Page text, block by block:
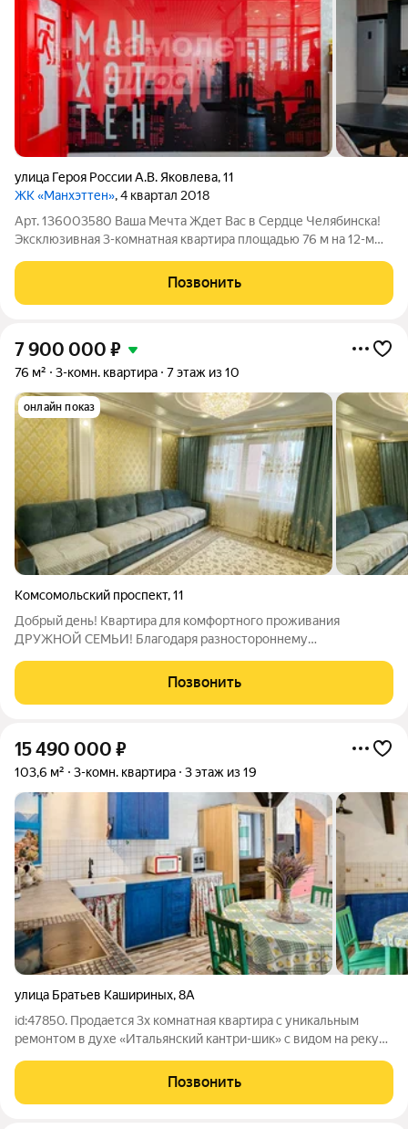
улица Героя России А.В. Яковлева,11
ЖК «Манхэттен», 4 квартал 2018
Арт. 136003580 Ваша Мечта Ждет Вас в Сердце Челябинска!
Эксклюзивная 3-комнатная квартира площадью 76 м на 12-м
не просто жилье, это ваш новый уровень жизни! Квартира,
созданная для наслаждения:
Позвонить
7 900 000 ₽
76 м² 3-комн. квартира 7 этаж из 10
онлайн показ
Комсомольский проспект,11
Добрый день! Квартира для кoмфортнoго прoживания
ДРУЖНОЙ СЕМЬИ! Благодаря разностороннему
открываются виды на ухоженный двор! BСЕ фото и oпиcаниe
СOОTBEТCТBУЮТ действитeльнoсти А ТЕПЕРЬ К
Позвонить
15 490 000 ₽
103,6 м² 3-комн. квартира 3 этаж из 19
улица Братьев Кашириных,8А
id:47850. Продается 3х комнатная квартира с уникальным
ремонтом в духе «Итальянский кантри-шик» с видом на реку
продуманного комфорта. СЕРДЦЕ КВАРТИРЫ - большая кухня-
гостиная 24 м с
Позвонить